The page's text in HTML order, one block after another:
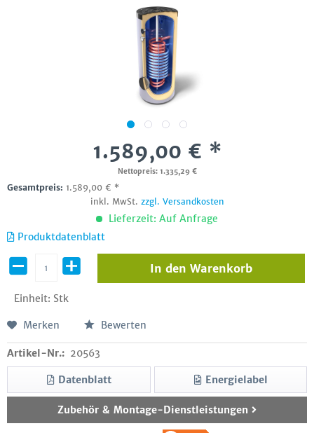
1.589,00 € *
Nettopreis: 1.335,29 €
Gesamtpreis: 1.589,00 € *
inkl. MwSt. zzgl. Versandkosten
Lieferzeit: Auf Anfrage
Produktdatenblatt
Einheit: Stk
In den Warenkorb
Merken Bewerten
Artikel-Nr.: 20563
Datenblatt Energielabel
Zubehör & Montage-Dienstleistungen